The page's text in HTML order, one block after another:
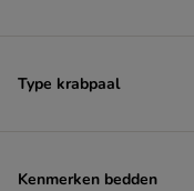
Type krabpaal
Kenmerken bedden